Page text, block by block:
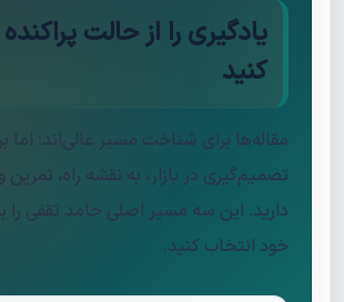
یادگیری را از حالت
کنید
مقاله‌ها برای شناخت مسیر عالی‌اند؛ اما
تصمیم‌گیری در بازار، به نقشه راه، تمرین
دارید. این سه مسیر اصلی حامد ثقفی
خود انتخاب کنید.